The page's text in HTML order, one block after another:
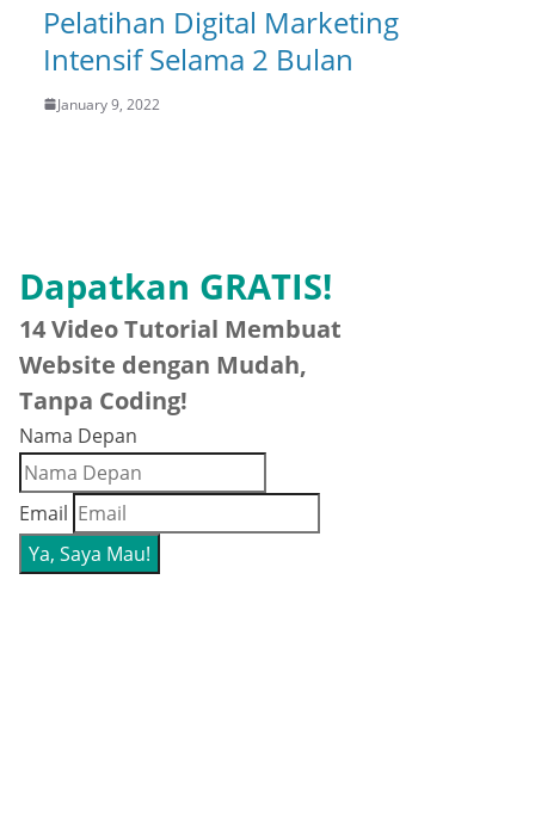
Pelatihan Digital Marketing
Intensif Selama 2 Bulan
January 9, 2022
Dapatkan GRATIS!
14 Video Tutorial Membuat
Website dengan Mudah,
Tanpa Coding!
Nama Depan
Email